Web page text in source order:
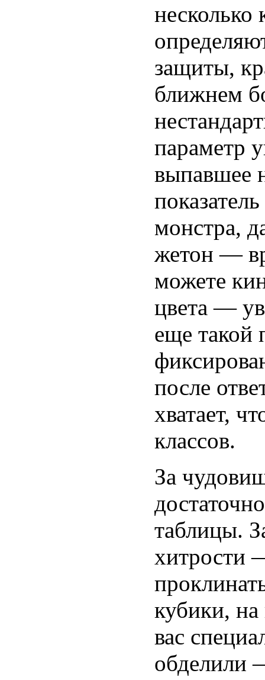
несколько
защиты,
ближнем
параметр
выпавшее
монстра,
жетон —
можете
цвета —
еще такой
после
хватает,
классов.
За
таблицы.
хитрости
кубики,
вас
обделили